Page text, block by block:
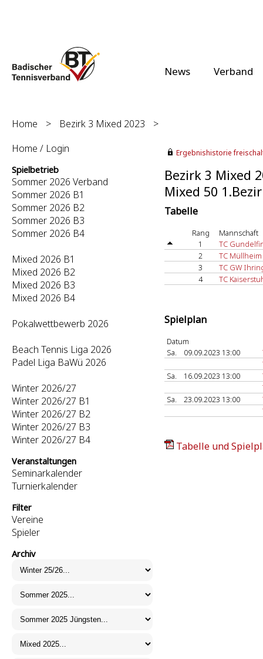
News Verband
Home > Bezirk 3 Mixed 2023
>
Home / Login
Spielbetrieb
Sommer 2026 Verband
Sommer 2026 B1
Sommer 2026 B2
Sommer 2026 B3
Sommer 2026 B4
Mixed 2026 B1
Mixed 2026 B2
Mixed 2026 B3
Mixed 2026 B4
Pokalwettbewerb 2026
Beach Tennis Liga 2026
Padel Liga BaWü 2026
Winter 2026/27
Winter 2026/27 B1
Winter 2026/27 B2
Winter 2026/27 B3
Winter 2026/27 B4
Veranstaltungen
Seminarkalender
Turnierkalender
Filter
Vereine
Spieler
Archiv
Ergebnishistorie
Bezirk 3 Mixed
Mixed 50
Tabelle
Rang
Mannschaft
1
TC
2
TC
3
TC GW
4
TC
Spielplan
Datum
Sa.
09.09.2023 13:00
Sa.
16.09.2023 13:00
Sa.
23.09.2023 13:00
Tabelle und